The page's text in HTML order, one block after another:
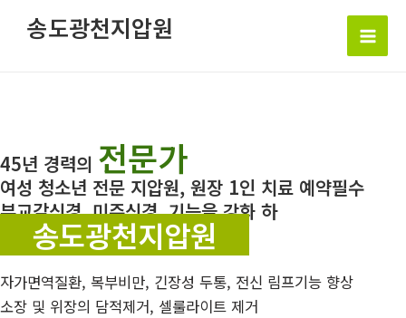
뛰
기
송도광천지압원
Main
45년 경력의 전문가
여성 청소년 전문 지압원, 원장 1인 치료 예약필수
부교감신경, 미주신경, 기능을 강화 하
송도광천지압원
자가면역질환, 복부비만, 긴장성 두통, 전신 림프기능 향상
소장 및 위장의 담적제거, 셀룰라이트 제거